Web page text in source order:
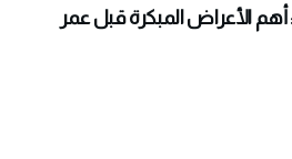
أهم الأعراض المبكرة قبل عمر